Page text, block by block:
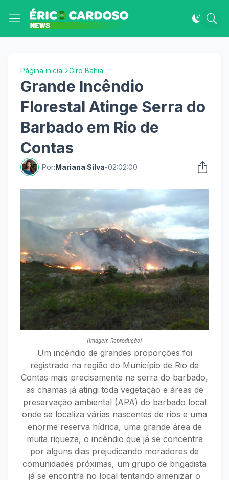
Página inicial Giro Bahia
Grande Incêndio
Florestal Atinge Serra do
Barbado em Rio de
Contas
Por:Mariana Silva-02:02:00
(Imagem Reprodução)
Um incêndio de grandes proporções foi
registrado na região do Município de Rio de
Contas mais precisamente na serra do barbado,
as chamas já atingi toda vegetação e áreas de
preservação ambiental (APA) do barbado local
onde se localiza várias nascentes de rios e uma
enorme reserva hídrica, uma grande área de
muita riqueza, o incêndio que já se concentra
por alguns dias prejudicando moradores de
comunidades próximas, um grupo de brigadista
já se encontra no local tentando amenizar o